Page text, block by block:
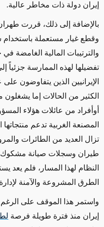
إيران دولة ذات مخاطر عالية.
بالإضافة إلى ذلك، قررت
وقطع غيار مستعملة
والترتيبات المالية الغامضة
تفضيلها لهذه الممارسة جزئياً
الإيرانيين الذين يتفاوضون
الكثير من الحالات إما
أوأفراد من عائلات هؤلاء
المصنعة الغربية تدعم
تزال العديد من الطائرات
طيران وسجلات صيانة مشكوك
النظام لهذا المسار، فلم يعد
الطرق المشروعة والآمنة
واستمر هذا الموقف على الرغم
إيران منذ فترة طويلة فرصة